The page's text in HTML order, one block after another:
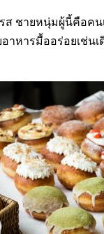
ชายหนุ่มผู้นี้คือคน
ารมื้ออร่อยเช่น